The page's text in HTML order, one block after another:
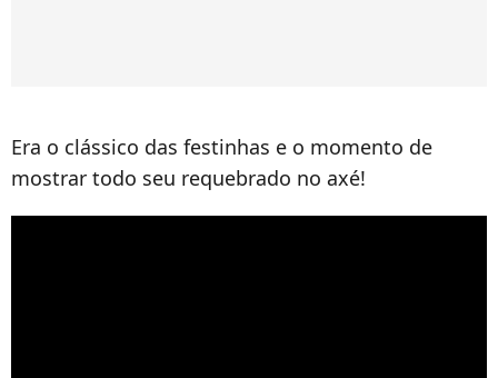
Era o clássico das festinhas e o momento de
mostrar todo seu requebrado no axé!